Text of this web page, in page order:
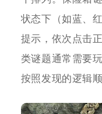
状态下（如蓝、
提示，依次点击
类谜题通常需要
按照发现的逻辑